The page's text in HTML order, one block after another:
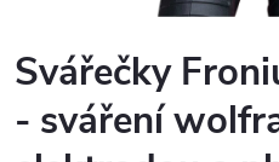
Svářečky
- sváření